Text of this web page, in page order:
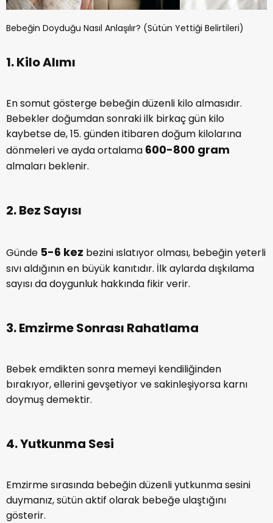
Bebeğin Doyduğu Nasıl Anlaşılır? (Sütün Yettiği Belirtileri)
1. Kilo Alımı
En somut gösterge bebeğin düzenli kilo almasıdır.
Bebekler doğumdan sonraki ilk birkaç gün kilo
kaybetse de, 15. günden itibaren doğum kilolarına
dönmeleri ve ayda ortalama 600-800 gram
almaları beklenir.
2. Bez Sayısı
Günde 5-6 kez bezini ıslatıyor olması, bebeğin yeterli
sıvı aldığının en büyük kanıtıdır. İlk aylarda dışkılama
sayısı da doygunluk hakkında fikir verir.
3. Emzirme Sonrası Rahatlama
Bebek emdikten sonra memeyi kendiliğinden
bırakıyor, ellerini gevşetiyor ve sakinleşiyorsa karnı
doymuş demektir.
4. Yutkunma Sesi
Emzirme sırasında bebeğin düzenli yutkunma sesini
duymanız, sütün aktif olarak bebeğe ulaştığını
gösterir.